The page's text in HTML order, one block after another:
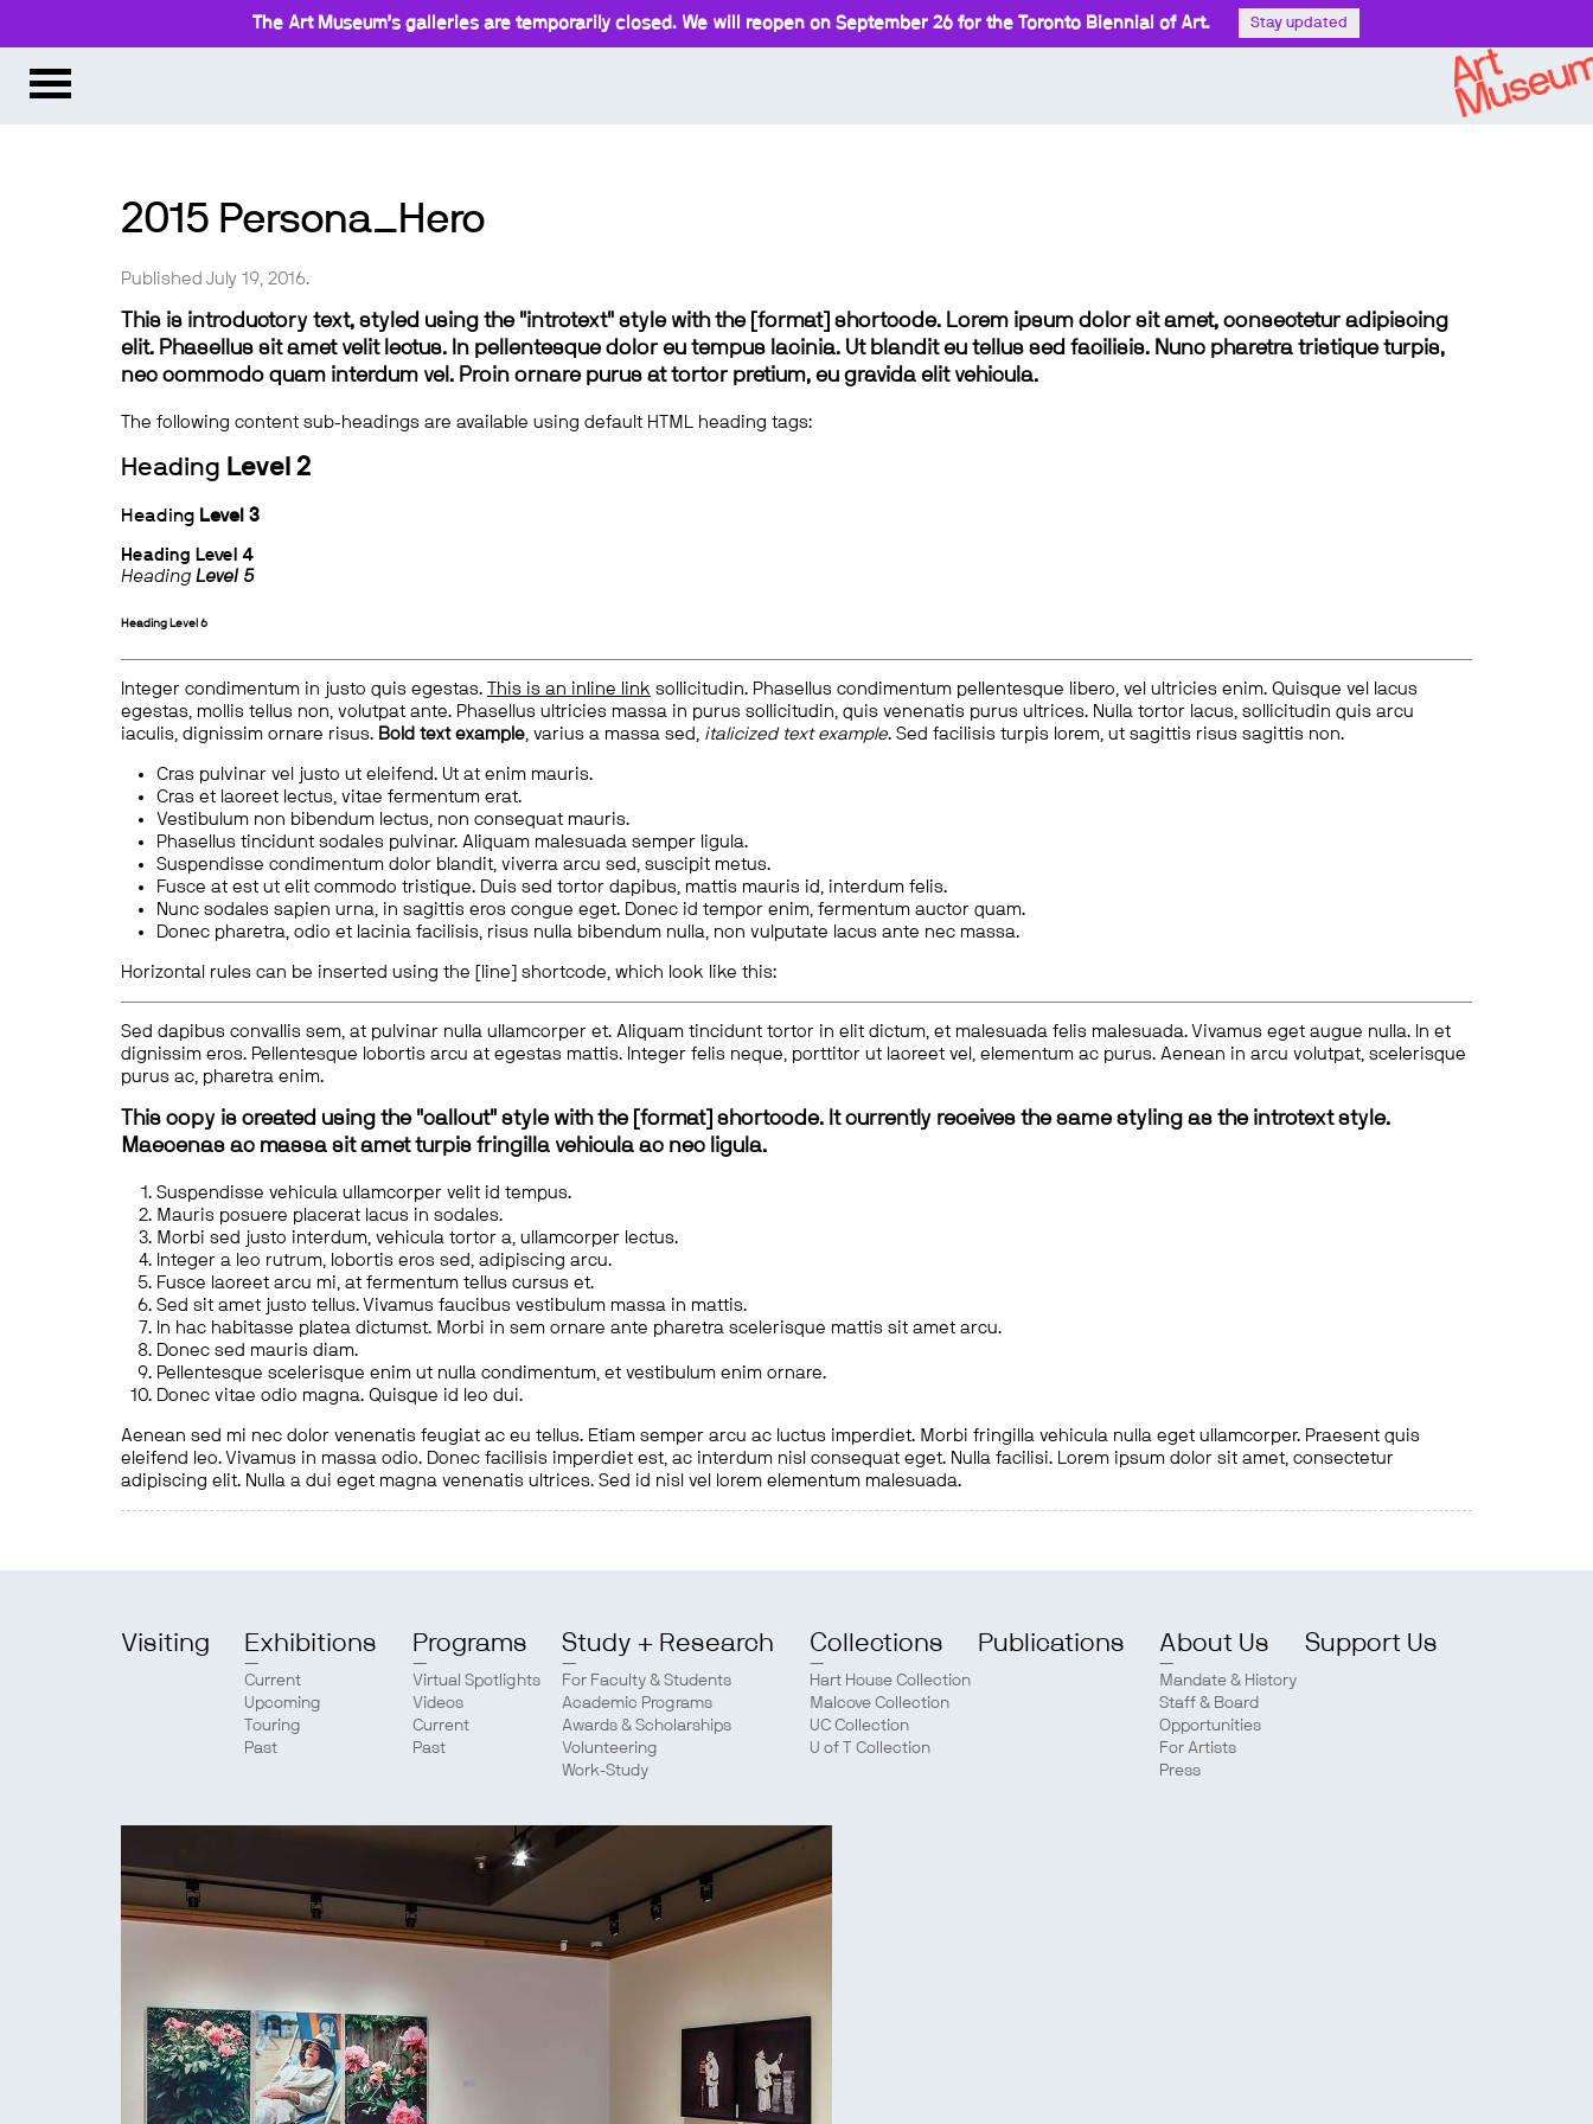
The Art Museum’s galleries are temporarily closed. We will reopen on September 26 for the Toronto Biennial of Art. Stay updated
2015 Persona_Hero
Published July 19, 2016.
This is introductory text, styled using the "introtext" style with the [format] shortcode. Lorem ipsum dolor sit amet, consectetur adipiscing
elit. Phasellus sit amet velit lectus. In pellentesque dolor eu tempus lacinia. Ut blandit eu tellus sed facilisis. Nunc pharetra tristique turpis,
nec commodo quam interdum vel. Proin ornare purus at tortor pretium, eu gravida elit vehicula.
The following content sub-headings are available using default HTML heading tags:
Heading Level 2
Heading Level 3
Heading Level 4
Heading Level 5
Heading Level 6
Integer condimentum in justo quis egestas. This is an inline link sollicitudin. Phasellus condimentum pellentesque libero, vel ultricies enim. Quisque vel lacus
egestas, mollis tellus non, volutpat ante. Phasellus ultricies massa in purus sollicitudin, quis venenatis purus ultrices. Nulla tortor lacus, sollicitudin quis arcu
iaculis, dignissim ornare risus. Bold text example, varius a massa sed, italicized text example. Sed facilisis turpis lorem, ut sagittis risus sagittis non.
Cras pulvinar vel justo ut eleifend. Ut at enim mauris.
Cras et laoreet lectus, vitae fermentum erat.
Vestibulum non bibendum lectus, non consequat mauris.
Phasellus tincidunt sodales pulvinar. Aliquam malesuada semper ligula.
Suspendisse condimentum dolor blandit, viverra arcu sed, suscipit metus.
Fusce at est ut elit commodo tristique. Duis sed tortor dapibus, mattis mauris id, interdum felis.
Nunc sodales sapien urna, in sagittis eros congue eget. Donec id tempor enim, fermentum auctor quam.
Donec pharetra, odio et lacinia facilisis, risus nulla bibendum nulla, non vulputate lacus ante nec massa.
Horizontal rules can be inserted using the [line] shortcode, which look like this:
Sed dapibus convallis sem, at pulvinar nulla ullamcorper et. Aliquam tincidunt tortor in elit dictum, et malesuada felis malesuada. Vivamus eget augue nulla. In et
dignissim eros. Pellentesque lobortis arcu at egestas mattis. Integer felis neque, porttitor ut laoreet vel, elementum ac purus. Aenean in arcu volutpat, scelerisque
purus ac, pharetra enim.
This copy is created using the "callout" style with the [format] shortcode. It currently receives the same styling as the introtext style.
Maecenas ac massa sit amet turpis fringilla vehicula ac nec ligula.
Suspendisse vehicula ullamcorper velit id tempus.
Mauris posuere placerat lacus in sodales.
Morbi sed justo interdum, vehicula tortor a, ullamcorper lectus.
Integer a leo rutrum, lobortis eros sed, adipiscing arcu.
Fusce laoreet arcu mi, at fermentum tellus cursus et.
Sed sit amet justo tellus. Vivamus faucibus vestibulum massa in mattis.
In hac habitasse platea dictumst. Morbi in sem ornare ante pharetra scelerisque mattis sit amet arcu.
Donec sed mauris diam.
Pellentesque scelerisque enim ut nulla condimentum, et vestibulum enim ornare.
Donec vitae odio magna. Quisque id leo dui.
Aenean sed mi nec dolor venenatis feugiat ac eu tellus. Etiam semper arcu ac luctus imperdiet. Morbi fringilla vehicula nulla eget ullamcorper. Praesent quis
eleifend leo. Vivamus in massa odio. Donec facilisis imperdiet est, ac interdum nisl consequat eget. Nulla facilisi. Lorem ipsum dolor sit amet, consectetur
adipiscing elit. Nulla a dui eget magna venenatis ultrices. Sed id nisl vel lorem elementum malesuada.
Visiting Exhibitions
Current
Upcoming
Touring
Past
Programs
Virtual Spotlights
Videos
Current
Past
Study + Research
For Faculty & Students
Academic Programs
Awards & Scholarships
Volunteering
Work-Study
Collections
Hart House Collection
Malcove Collection
UC Collection
U of T Collection
Publications About Us
Mandate & History
Staff & Board
Opportunities
For Artists
Press
Support Us